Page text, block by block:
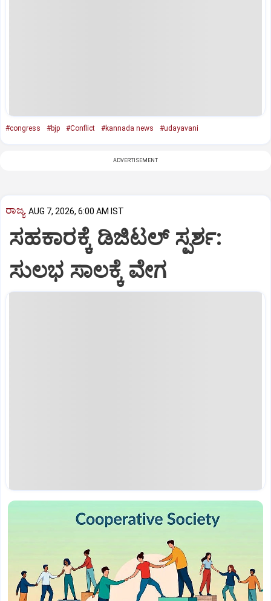
#congress #bjp #Conflict #kannada news #udayavani
ADVERTISEMENT
ರಾಜ್ಯ AUG 7, 2026, 6:00 AM IST
ಸಹಕಾರಕ್ಕೆ ಡಿಜಿಟಲ್‌ ಸ್ಪರ್ಶ:
ಸುಲಭ ಸಾಲಕ್ಕೆ ವೇಗ